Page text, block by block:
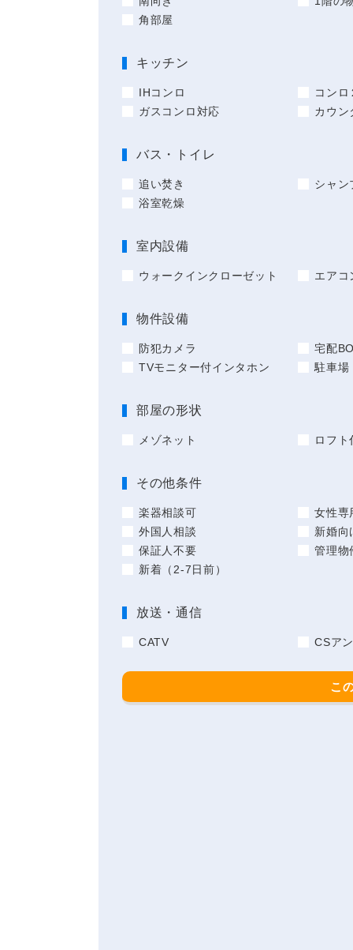
角部屋
キッチン
IHコンロ
コンロ
ガスコンロ対応
カウン
バス・トイレ
追い焚き
シャン
浴室乾燥
室内設備
ウォークインクローゼット エアコ
物件設備
防犯カメラ
宅配
TVモニター付インタホン
駐車場
部屋の形状
メゾネット ロフト
その他条件
楽器相談可
女性専
外国人相談
新婚向
保証人不要
管理物
新着（2-7日前）
放送・通信
CATV CSア
こ